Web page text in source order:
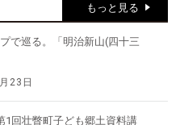
もっと見る
で巡る。「明治新山(四十三
23日
1回壮瞥町子ども郷土資料講